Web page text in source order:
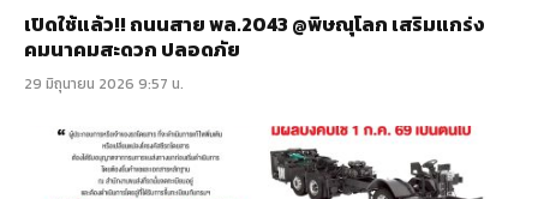
เปิดใช้แล้ว!! ถนนสาย พล.2043 @พิษณุโลก เสริมแกร่ง
คมนาคมสะดวก ปลอดภัย
29 มิถุนายน 2026 9:57 น.